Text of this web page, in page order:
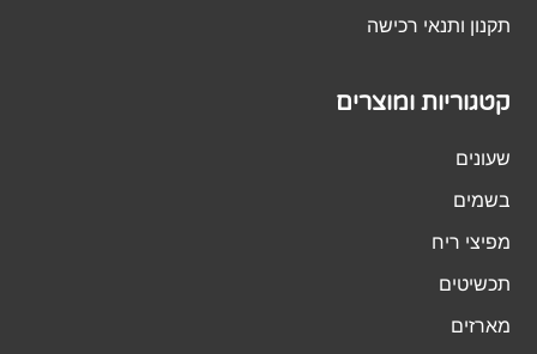
תקנון ותנאי רכישה
קטגוריות ומוצרים
שעונים
בשמים
מפיצי ריח
תכשיטים
מארזים